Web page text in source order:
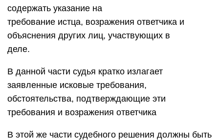
содержать указание на
требование истца, возражения ответчика и
объяснения других лиц, участвующих в
деле.
В данной части судья кратко излагает
заявленные исковые требования,
обстоятельства, подтверждающие эти
требования и возражения ответчика
В этой же части судебного решения должны быть